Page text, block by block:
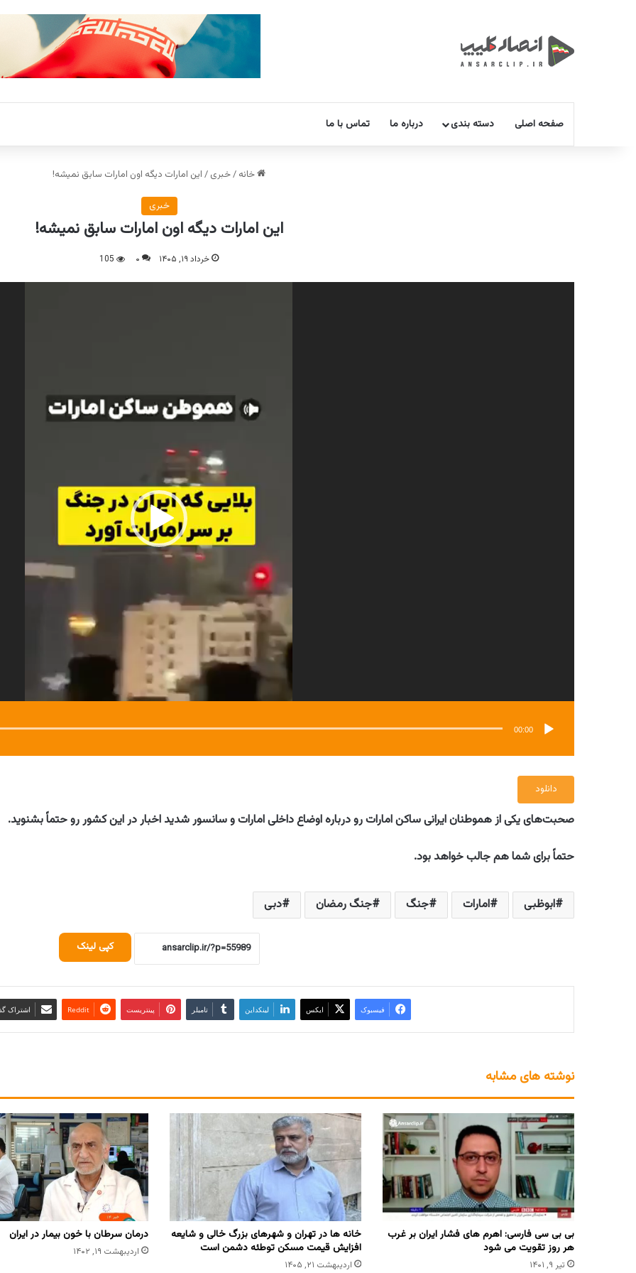
صفحه اصلی دسته بندی درباره ما تماس با ما
خانه /خبری / این امارات دیگه اون امارات سابق نمیشه!
خبری
این امارات دیگه اون امارات سابق نمیشه!
خرداد ۱۹, ۱۴۰۵ ۰ 105
نمایشگر
00:00
دانلود
صحبت‌های یکی از هموطنان ایرانی ساکن امارات رو درباره اوضاع داخلی امارات و سانسور شدید اخبار در این کشور رو حتماً بشنوید.
حتماً برای شما هم جالب خواهد بود.
ابوظبی امارات جنگ جنگ رمضان دبی
کپی لینک
فیسبوک ایکس لینکداین تامبلر پینتریست Reddit اشتراک
نوشته های مشابه
بی بی سی فارسی: اهرم های فشار ایران بر غرب
هر روز تقویت می شود
تیر ۹, ۱۴۰۱
خانه ها در تهران و شهرهای بزرگ خالی و شایعه
افزایش قیمت مسکن توطئه دشمن است
اردیبهشت ۲۱, ۱۴۰۵
درمان سرطان با خون بیمار در ایران
اردیبهشت ۱۹, ۱۴۰۲